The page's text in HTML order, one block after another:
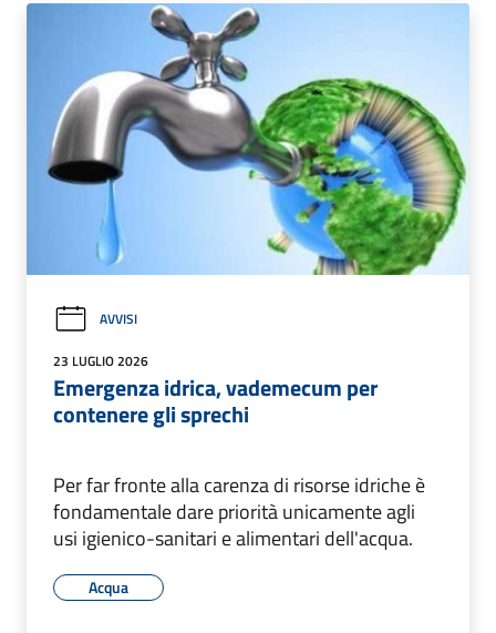
AVVISI
23 LUGLIO 2026
Emergenza idrica, vademecum per
contenere gli sprechi
Per far fronte alla carenza di risorse idriche è
fondamentale dare priorità unicamente agli
usi igienico-sanitari e alimentari dell'acqua.
Acqua